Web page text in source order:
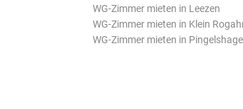
WG-Zimmer mieten in Leezen
WG-Zimmer mieten in Klein
WG-Zimmer mieten in